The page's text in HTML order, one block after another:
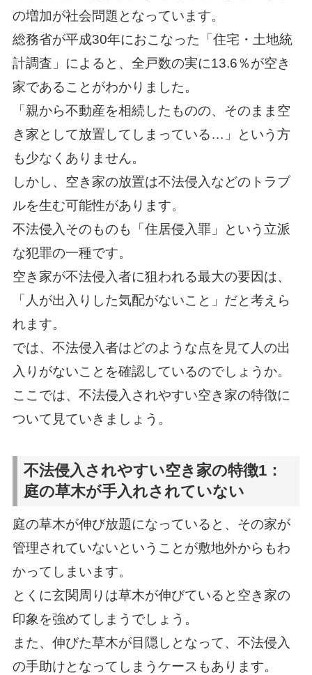
の増加が社会問題となっています。
総務省が平成30年におこなった「住宅・土地統
計調査」によると、全戸数の実に13.6％が空き
家であることがわかりました。
「親から不動産を相続したものの、そのまま空
き家として放置してしまっている…」という方
も少なくありません。
しかし、空き家の放置は不法侵入などのトラブ
ルを生む可能性があります。
不法侵入そのものも「住居侵入罪」という立派
な犯罪の一種です。
空き家が不法侵入者に狙われる最大の要因は、
「人が出入りした気配がないこと」だと考えら
れます。
では、不法侵入者はどのような点を見て人の出
入りがないことを確認しているのでしょうか。
ここでは、不法侵入されやすい空き家の特徴に
ついて見ていきましょう。
不法侵入されやすい空き家の特徴1：
庭の草木が手入れされていない
庭の草木が伸び放題になっていると、その家が
管理されていないということが敷地外からもわ
かってしまいます。
とくに玄関周りは草木が伸びていると空き家の
印象を強めてしまうでしょう。
また、伸びた草木が目隠しとなって、不法侵入
の手助けとなってしまうケースもあります。